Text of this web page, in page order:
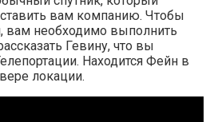
вам компанию. Чтобы
вам необходимо выполнить
Гевину, что вы
Находится Фейн в
локации.